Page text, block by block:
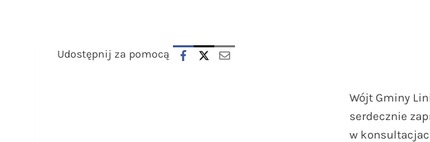
Udostępnij za pomocą
Wójt Gminy
serdecznie
w